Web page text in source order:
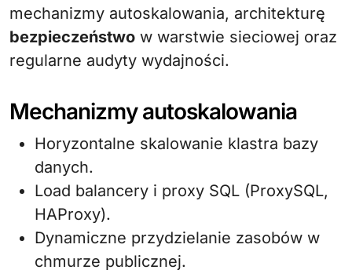
mechanizmy autoskalowania, architekturę
bezpieczeństwo w warstwie sieciowej oraz
regularne audyty wydajności.
Mechanizmy autoskalowania
Horyzontalne skalowanie klastra bazy
danych.
Load balancery i proxy SQL (ProxySQL,
HAProxy).
Dynamiczne przydzielanie zasobów w
chmurze publicznej.